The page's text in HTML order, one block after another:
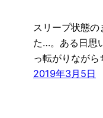
スリープ状態の
た…。ある日思
っ転がりなが
2019年3月5日